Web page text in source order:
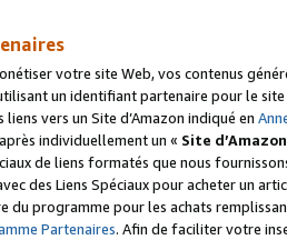
votre site Web, vos contenus
un identifiant partenaire pour le
vers un Site d’Amazon indiqué en
individuellement un « Site d’Amazon
de liens formatés que nous
des Liens Spéciaux pour acheter un
du programme pour les achats
Partenaires. Afin de faciliter votre